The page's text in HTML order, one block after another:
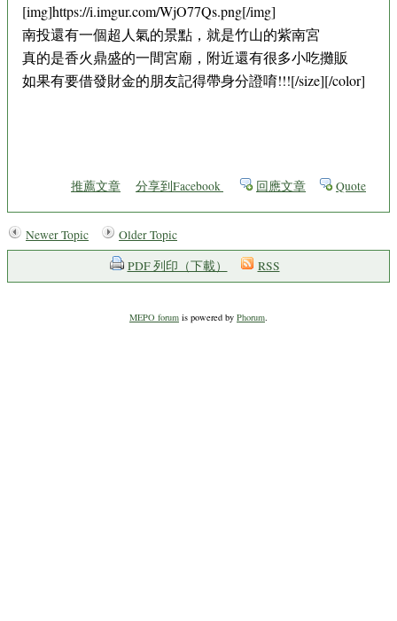
[img]https://i.imgur.com/WjO77Qs.png[/img]
南投還有一個超人氣的景點，就是竹山的紫南宮
真的是香火鼎盛的一間宮廟，附近還有很多小吃攤販
如果有要借發財金的朋友記得帶身分證唷!!![/size][/color]
推薦文章 分享到Facebook 回應文章 Quote
Newer Topic
Older Topic
PDF 列印（下載）
RSS
MEPO forum is powered by Phorum.